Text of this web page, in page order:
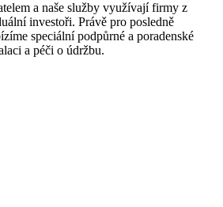
a naše služby využívají firmy z
investoři. Právě pro posledně
speciální podpůrné a poradenské
a péči o údržbu.